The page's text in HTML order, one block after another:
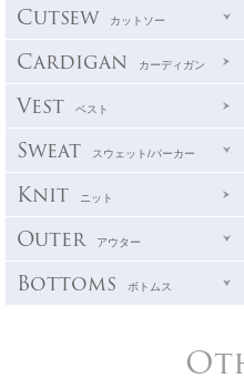
Cutsew カットソー
Cardigan カーディガン
Vest ベスト
Sweat スウェット/パーカー
Knit ニット
Outer アウター
Bottoms ボトムス